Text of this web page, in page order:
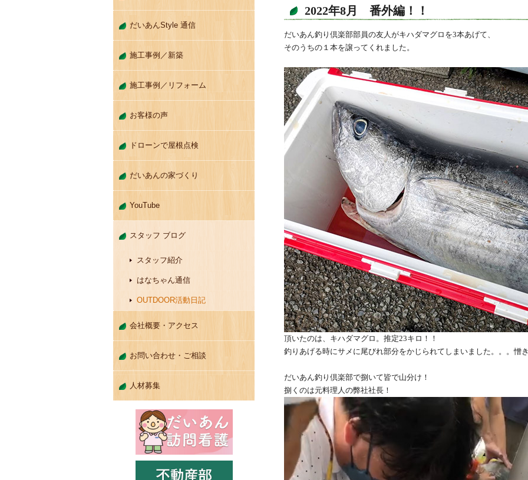
だいあんStyle 通信
施工事例／新築
施工事例／リフォーム
お客様の声
ドローンで屋根点検
だいあんの家づくり
YouTube
スタッフ ブログ
スタッフ紹介
はなちゃん通信
OUTDOOR活動日記
会社概要・アクセス
お問い合わせ・ご相談
人材募集
2022年8月 番外編！！
だいあん釣り倶楽部部員の友人がキハダマグロを3本あげて、
そのうちの１本を譲ってくれました。
頂いたのは、キハダマグロ。推定23キロ！！
釣りあげる時にサメに尾びれ部分をかじられてしまいました。。。憎
だいあん釣り倶楽部で捌いて皆で山分け！
捌くのは元料理人の弊社社長！